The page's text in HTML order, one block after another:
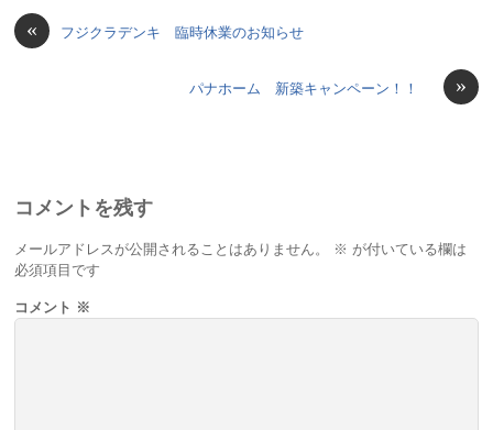
« フジクラデンキ 臨時休業のお知らせ
»
パナホーム 新築キャンペーン！！
コメントを残す
メールアドレスが公開されることはありません。 ※ が付いている欄は
必須項目です
コメント ※